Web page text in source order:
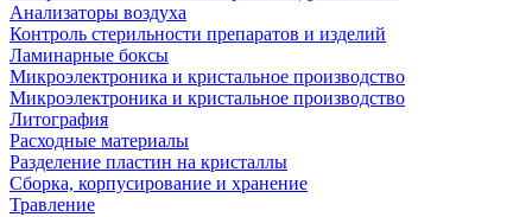
Анализаторы воздуха
Контроль стерильности препаратов и изделий
Ламинарные боксы
Микроэлектроника и кристальное производство
Микроэлектроника и кристальное производство
Литография
Расходные материалы
Разделение пластин на кристаллы
Сборка, корпусирование и хранение
Травление